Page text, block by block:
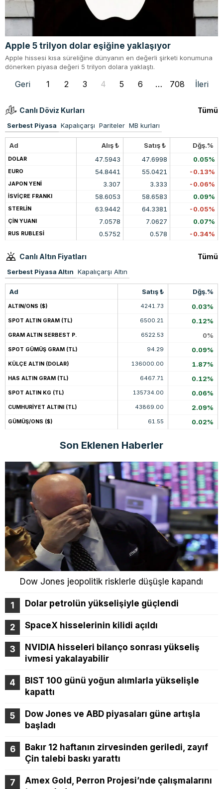
Apple 5 trilyon dolar eşiğine yaklaşıyor
Apple hissesi kısa süreliğine dünyanın en değerli şirketi konumuna
dönerken piyasa değeri 5 trilyon dolara yaklaştı.
Geri 1 2 3 4 5 6 … 708 İleri
Canlı Döviz Kurları Tümü
Serbest Piyasa Kapalıçarşı Pariteler MB kurları
Ad Alış ₺ Satış ₺ Dğş.%
DOLAR 47.5943 47.6998 0.05%
EURO 54.8441 55.0421 -0.13%
JAPON YENİ 3.307 3.333 -0.06%
İSVİÇRE FRANKI 58.6053 58.6583 0.09%
STERLİN 63.9442 64.3381 -0.05%
ÇİN YUANI 7.0578 7.0627 0.07%
RUS RUBLESİ 0.5752 0.578 -0.34%
Canlı Altın Fiyatları Tümü
Serbest Piyasa Altın Kapalıçarşı Altın
Ad Satış ₺ Dğş.%
ALTIN/ONS ($) 4241.73 0.03%
SPOT ALTIN GRAM (TL) 6500.21 0.12%
GRAM ALTIN SERBEST P. 6522.53 0%
SPOT GÜMÜŞ GRAM (TL) 94.29 0.09%
KÜLÇE ALTIN (DOLAR) 136000.00 1.87%
HAS ALTIN GRAM (TL) 6467.71 0.12%
SPOT ALTIN KG (TL) 135734.00 0.06%
CUMHURİYET ALTINI (TL) 43869.00 2.09%
GÜMÜŞ/ONS ($) 61.55 0.02%
Son Eklenen Haberler
Dow Jones jeopolitik risklerle düşüşle kapandı
Dolar petrolün yükselişiyle güçlendi
SpaceX hisselerinin kilidi açıldı
NVIDIA hisseleri bilanço sonrası yükseliş
ivmesi yakalayabilir
BIST 100 günü yoğun alımlarla yükselişle
kapattı
Dow Jones ve ABD piyasaları güne artışla
başladı
Bakır 12 haftanın zirvesinden geriledi, zayıf
Çin talebi baskı yarattı
Amex Gold, Perron Projesi’nde çalışmalarını